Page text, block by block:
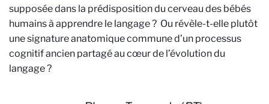
supposée dans la prédisposition du cerveau des bébés
humains à apprendre le langage ? Ou révèle-t-elle plutôt
une signature anatomique commune d’un processus
cognitif ancien partagé au cœur de l’évolution du
langage ?